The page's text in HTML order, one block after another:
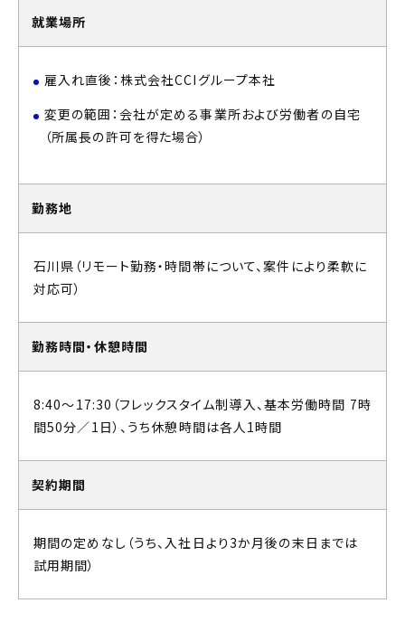
就業場所
雇入れ直後：株式会社CCIグループ本社
変更の範囲：会社が定める事業所および労働者の自宅
（所属長の許可を得た場合）
勤務地
石川県（リモート勤務・時間帯について、案件により柔軟に
対応可）
勤務時間・休憩時間
8:40～17:30（フレックスタイム制導入、基本労働時間 7時
間50分／1日）、うち休憩時間は各人1時間
契約期間
期間の定めなし（うち、入社日より3か月後の末日までは
試用期間）